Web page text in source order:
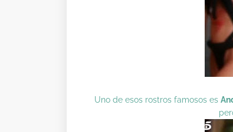
Uno de esos rostros famosos es